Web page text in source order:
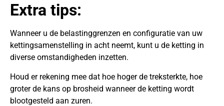
Extra tips:
Wanneer u de belastinggrenzen en configuratie van uw
kettingsamenstelling in acht neemt, kunt u de ketting in
diverse omstandigheden inzetten.
Houd er rekening mee dat hoe hoger de treksterkte, hoe
groter de kans op brosheid wanneer de ketting wordt
blootgesteld aan zuren.